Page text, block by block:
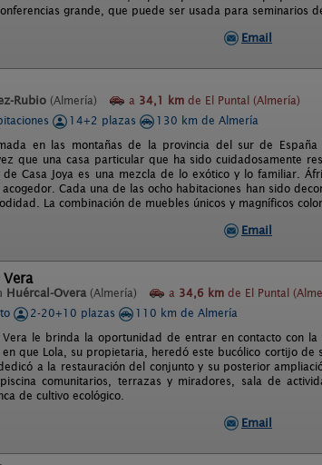
grande, que puede ser usada para seminarios
Email
Rubio (Almería) a 34,1 km de El Puntal (Almería)
14+2 plazas
130 km de Almería
en las montañas de la provincia del sur de
que una casa particular que ha sido cuidadosamente
de Casa Joya es una mezcla de lo exótico y lo familiar.
Cada una de las ocho habitaciones han sido
La combinación de muebles únicos y magníficos
Email
Vera
Huércal-Overa (Almería) a 34,6 km de El Puntal
2-20+10 plazas
110 km de Almería
Vera le brinda la oportunidad de entrar en contacto con
que Lola, su propietaria, heredó este bucólico cortijo de
a la restauración del conjunto y su posterior
comunitarios, terrazas y miradores, sala de
de cultivo ecológico.
Email